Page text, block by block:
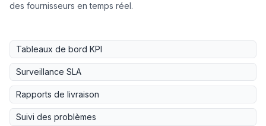
des fournisseurs en temps réel.
Tableaux de bord KPI
Surveillance SLA
Rapports de livraison
Suivi des problèmes